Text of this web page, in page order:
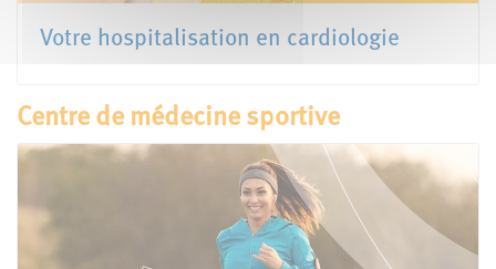
Votre hospitalisation en cardiologie
Centre de médecine sportive